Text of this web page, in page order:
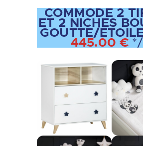
COMMODE 2
ET 2 NICHES
GOUTTE/
445.00 €*/